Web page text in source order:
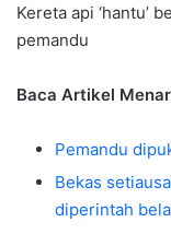
Kereta api ‘hantu’
pemandu
Baca Artikel
Pemandu
Bekas
diperintah